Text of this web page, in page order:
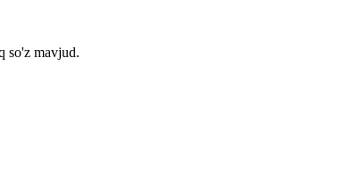
so'z mavjud.